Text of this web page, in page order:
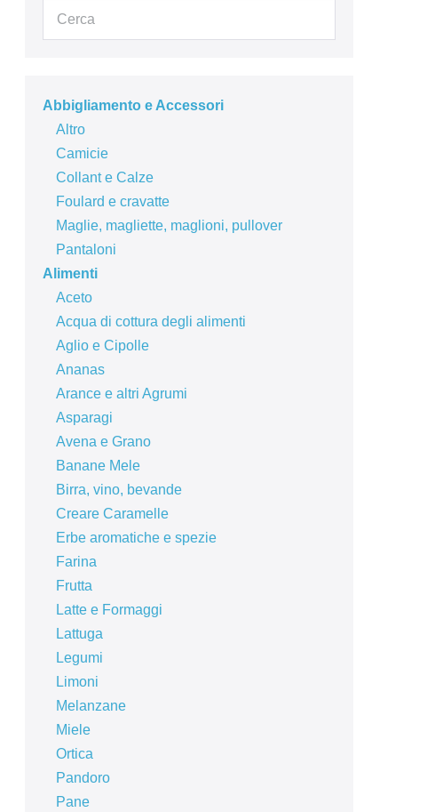
Abbigliamento e Accessori
Altro
Camicie
Collant e Calze
Foulard e cravatte
Maglie, magliette, maglioni, pullover
Pantaloni
Alimenti
Aceto
Acqua di cottura degli alimenti
Aglio e Cipolle
Ananas
Arance e altri Agrumi
Asparagi
Avena e Grano
Banane Mele
Birra, vino, bevande
Creare Caramelle
Erbe aromatiche e spezie
Farina
Frutta
Latte e Formaggi
Lattuga
Legumi
Limoni
Melanzane
Miele
Ortica
Pandoro
Pane